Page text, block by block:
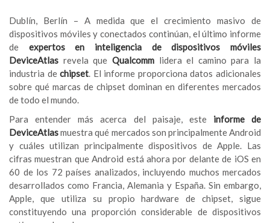
Dublín, Berlín – A medida que el crecimiento masivo de
dispositivos móviles y conectados continúan, el último informe
de expertos en inteligencia de dispositivos móviles
DeviceAtlas revela que Qualcommlidera el camino para la
industria dechipset. El informe proporciona datos adicionales
sobre qué marcas de chipset dominan en diferentes mercados
de todo el mundo.
Para entender más acerca del paisaje, este informe de
DeviceAtlasmuestra qué mercados son principalmente Android
y cuáles utilizan principalmente dispositivos de Apple. Las
cifras muestran que Android está ahora por delante de iOS en
60 de los 72 países analizados, incluyendo muchos mercados
desarrollados como Francia, Alemania y España. Sin embargo,
Apple, que utiliza su propio hardware de chipset, sigue
constituyendo una proporción considerable de dispositivos